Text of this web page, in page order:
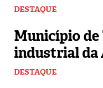
DESTAQUE
Município
industrial da
DESTAQUE